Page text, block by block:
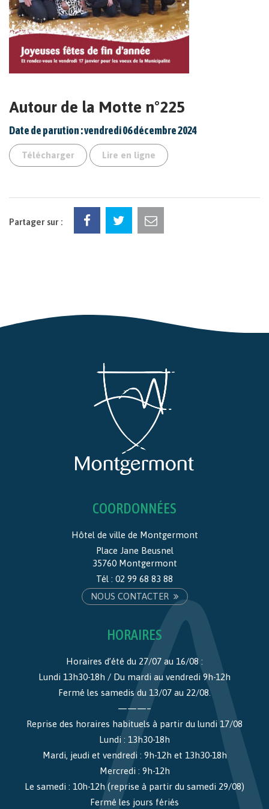
Autour de la Motte n°225
Date de parution : vendredi 06 décembre 2024
Télécharger Lire en ligne
Partager sur :
COORDONNÉES
Hôtel de ville de Montgermont
Place Jane Beusnel
35760 Montgermont
Tél : 02 99 68 83 88
NOUS CONTACTER
HORAIRES
Horaires d’été du 27/07 au 16/08 :
Lundi 13h30-18h / Du mardi au vendredi 9h-12h
Fermé les samedis du 13/07 au 22/08.
———–
Reprise des horaires habituels à partir du lundi 17/08
Lundi : 13h30-18h
Mardi, jeudi et vendredi : 9h-12h et 13h30-18h
Mercredi : 9h-12h
Le samedi : 10h-12h (reprise à partir du samedi 29/08)
Fermé les jours fériés